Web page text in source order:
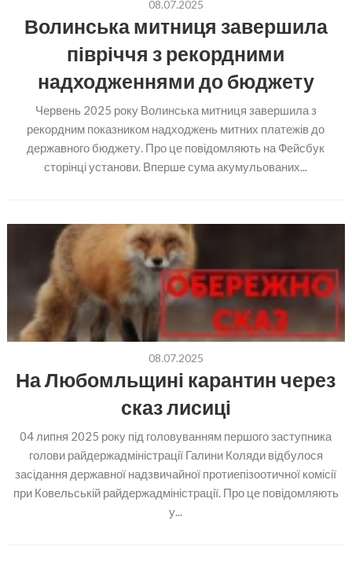
08.07.2025
Волинська митниця завершила
півріччя з рекордними
надходженнями до бюджету
Червень 2025 року Волинська митниця завершила з
рекордним показником надходжень митних платежів до
державного бюджету. Про це повідомляють на Фейсбук
сторінці установи. Вперше сума акумульованих...
08.07.2025
На Любомльщині карантин через
сказ лисиці
04 липня 2025 року під головуванням першого заступника
голови райдержадміністрації Галини Коляди відбулося
засідання державної надзвичайної протиепізоотичної комісії
при Ковельській райдержадміністрації. Про це повідомляють
у...